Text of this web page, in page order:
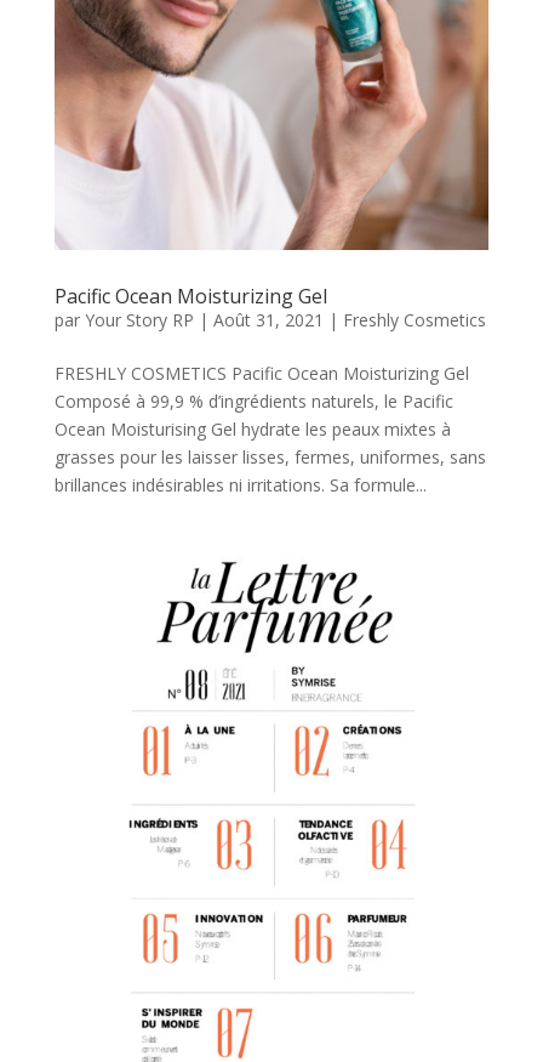
Pacific Ocean Moisturizing Gel
par Your Story RP | Août 31, 2021 | Freshly Cosmetics
FRESHLY COSMETICS Pacific Ocean Moisturizing Gel
Composé à 99,9 % d’ingrédients naturels, le Pacific
Ocean Moisturising Gel hydrate les peaux mixtes à
grasses pour les laisser lisses, fermes, uniformes, sans
brillances indésirables ni irritations. Sa formule...